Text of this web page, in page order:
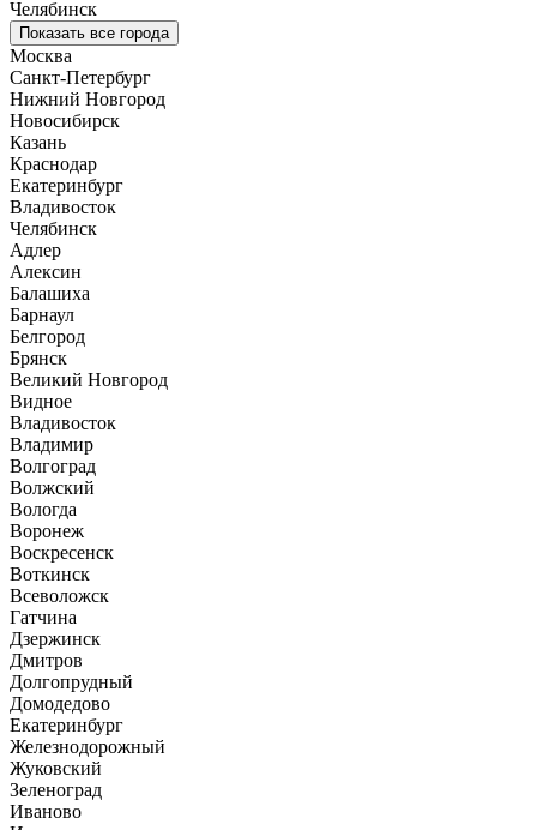
Челябинск
Показать все города
Москва
Санкт-Петербург
Нижний Новгород
Новосибирск
Казань
Краснодар
Екатеринбург
Владивосток
Челябинск
Адлер
Алексин
Балашиха
Барнаул
Белгород
Брянск
Великий Новгород
Видное
Владивосток
Владимир
Волгоград
Волжский
Вологда
Воронеж
Воскресенск
Воткинск
Всеволожск
Гатчина
Дзержинск
Дмитров
Долгопрудный
Домодедово
Екатеринбург
Железнодорожный
Жуковский
Зеленоград
Иваново